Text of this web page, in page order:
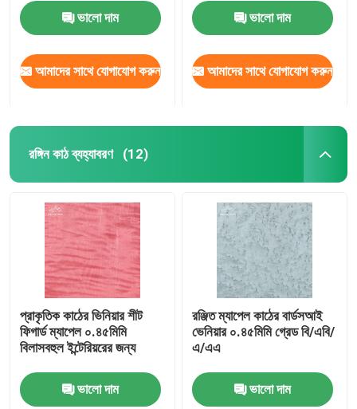
ভালো দাম
আমাদের সাথে যোগাযোগ করুন
ভালো দাম
আমাদের সাথে যোগাযোগ করুন
রঙ্গিন কাঠ ব্যহ্যাবরণ (12)
প্রাকৃতিক কাঠের ভিনিয়ার শীট
ফিগার্ড ম্যাপেল ০.৪৫মিমি
বিলাসবহুল ইন্টেরিয়রের জন্য
ভালো দাম
রঞ্জিত ম্যাপেল কাঠের বার্ডসআই
ভেনিয়ার ০.৪৫মিমি গ্রেড বি/এবি/
এ/এএ
ভালো দাম